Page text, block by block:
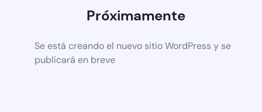
Próximamente
Se está creando el nuevo sitio WordPress y se
publicará en breve